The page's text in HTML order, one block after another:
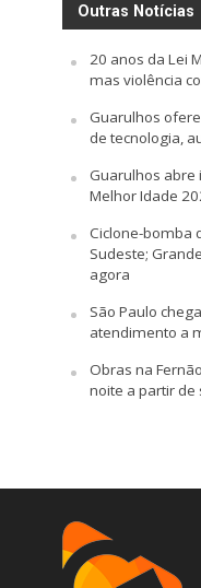
Outras Notícias
20 anos da Lei
mas violência
Guarulhos
de tecnologia,
Guarulhos abre
Melhor Idade
Ciclone-bomba
Sudeste;
agora
São Paulo
atendimento a
Obras na
noite a partir